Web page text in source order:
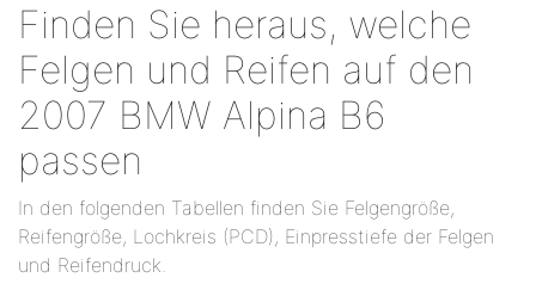
Finden Sie heraus, welche
Felgen und Reifen auf den
2007 BMW Alpina B6
passen
In den folgenden Tabellen finden Sie Felgengröße,
Reifengröße, Lochkreis (PCD), Einpresstiefe der Felgen
und Reifendruck.